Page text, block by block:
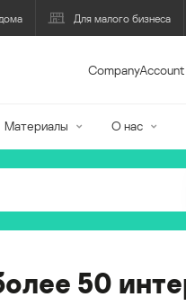
Для малого бизнеса
CompanyAccount
Материалы О нас
50